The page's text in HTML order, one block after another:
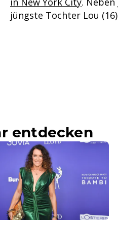
jüngste Tochter Lou
entdecken